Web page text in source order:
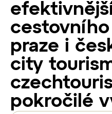
praze i
city
pokročilé